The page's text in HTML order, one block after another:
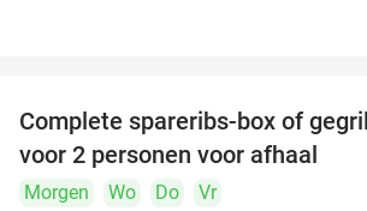
Complete spareribs-box of
voor 2 personen voor afhaal
Morgen Wo Do
Vr